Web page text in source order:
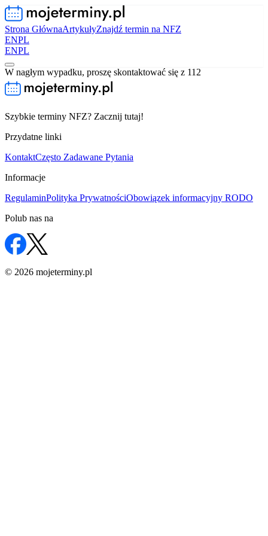
Strona GłównaArtykułyZnajdź termin na NFZ
ENPL
ENPL
W nagłym wypadku, proszę skontaktować się z 112
Szybkie terminy NFZ? Zacznij tutaj!
Przydatne linki
KontaktCzęsto Zadawane Pytania
Informacje
RegulaminPolityka PrywatnościObowiązek informacyjny RODO
Polub nas na
© 2026 mojeterminy.pl